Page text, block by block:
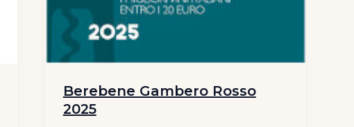
Berebene Gambero Rosso
2025